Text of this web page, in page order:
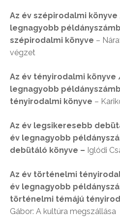
Az év szépirodalmi könyve
legnagyobb
szépirodalmi könyve –
végzet
Az év tényirodalmi könyve
legnagyobb
tényirodalmi könyve –
Az év legsikeresebb
év legnagyobb
debütáló könyve – Iglódi
Az év történelmi
év legnagyobb
történelmi témájú
Gábor: A kultúra megszállása